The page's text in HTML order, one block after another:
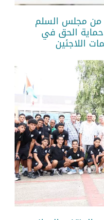
من مجلس السلم
حماية الحق في
اللاجئين